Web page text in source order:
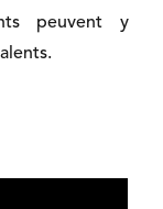
peuvent y